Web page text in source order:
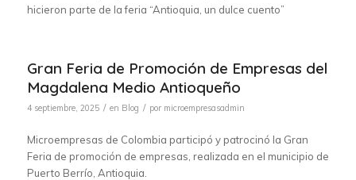
hicieron parte de la feria “Antioquia, un dulce cuento”
Gran Feria de Promoción de Empresas del
Magdalena Medio Antioqueño
4 septiembre, 2025 / en Blog / por microempresasadmin
Microempresas de Colombia participó y patrocinó la Gran
Feria de promoción de empresas, realizada en el municipio de
Puerto Berrío, Antioquia.